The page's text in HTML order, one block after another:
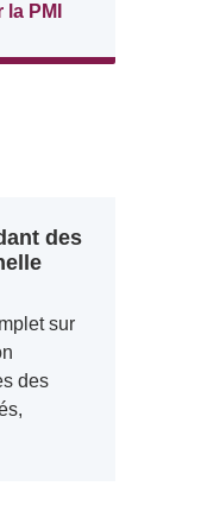
PMI
des
sur
des